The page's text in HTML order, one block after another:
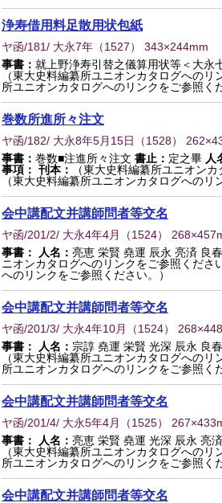
浄寿借用料足散用状包紙
ヤ函/181/ 大永7年 （1527） 343×244mm
事書： 就上野浄寿引替之儀算用状等＜大永
（東大史料編纂所ユニオンカタログへのリ
所ユニオンカタログへのリンクをご参照く
巻数所進所々注文
ヤ函/182/ 大永8年5月15日 （1528）
事書： 巻数■注進所々注文 書止： 定之畢 人
事項： 刊本： （東大史料編纂所ユニオン
（東大史料編纂所ユニオンカタログへのリ
会中講配文并講師問者等交名
ヤ函/201/2/ 大永4年4月 （1524）
事書：
人名： 亮恵 栄賢 堯運 辰永 亮済 良
ニオンカタログへのリンクをご参照くださ
へのリンクをご参照ください。）
会中講配文并講師問者等交名
ヤ函/201/3/ 大永4年10月 （1524）
事書：
人名： 宗諄 堯運 栄賢 光深 辰永 良
（東大史料編纂所ユニオンカタログへのリ
所ユニオンカタログへのリンクをご参照く
会中講配文并講師問者等交名
ヤ函/201/4/ 大永5年4月 （1525）
事書：
人名： 亮恵 栄賢 堯運 光深 辰永 亮
（東大史料編纂所ユニオンカタログへのリ
所ユニオンカタログへのリンクをご参照く
会中講配文并講師問者等交名